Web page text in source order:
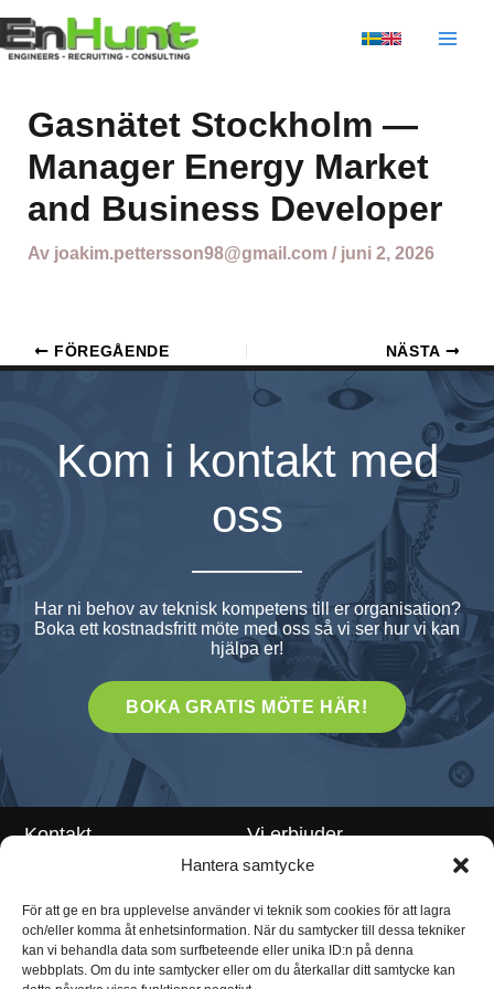
Hantera samtycke
För att ge en bra upplevelse använder vi teknik som cookies för att lagra
och/eller komma åt enhetsinformation. När du samtycker till dessa tekniker
kan vi behandla data som surfbeteende eller unika ID:n på denna
webbplats. Om du inte samtycker eller om du återkallar ditt samtycke kan
till
Gasnätet Stockholm —
Manager Energy Market
and Business Developer
Av joakim.pettersson98@gmail.com / juni 2, 2026
FÖREGÅENDE NÄSTA
Kom i kontakt med
oss
Har ni behov av teknisk kompetens till er organisation?
Boka ett kostnadsfritt möte med oss så vi ser hur vi kan
hjälpa er!
BOKA GRATIS MÖTE HÄR!
Kontakt
64 Stockholm
info@enhunt.com
Vi erbjuder
Teknikkonsulter
Rekryteringskonsult
Employer Branding